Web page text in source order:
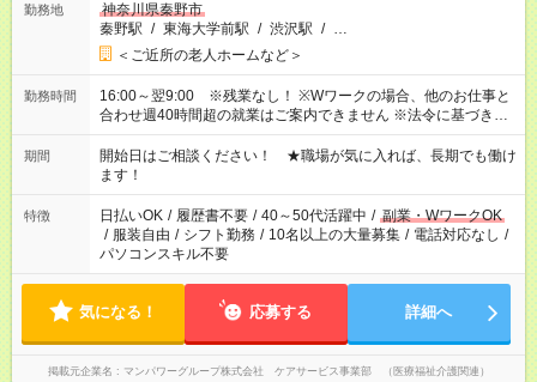
勤務地
神奈川県秦野市
秦野駅 / 東海大学前駅 / 渋沢駅 / …
＜ご近所の老人ホームなど＞
勤務時間
16:00～翌9:00 ※残業なし！ ※Wワークの場合、他のお仕事と
合わせ週40時間超の就業はご案内できません ※法令に基づき、
週20時間以上勤務は社会保険への加入対象となります ※労働者
派遣法（日雇い派遣の原則禁止）により、短時間・短期間の就
業はご案内が難しい場合があります
期間
開始日はご相談ください！ ★職場が気に入れば、長期でも働け
ます！
特徴 日払いOK / 履歴書不要 / 40～50代活躍中 / 副業・WワークOK
/ 服装自由 / シフト勤務 / 10名以上の大量募集 / 電話対応なし /
パソコンスキル不要
気になる！ 応募する 詳細へ
掲載元企業名 マンパワーグループ株式会社 ケアサービス事業部 （医療福祉介護関連）